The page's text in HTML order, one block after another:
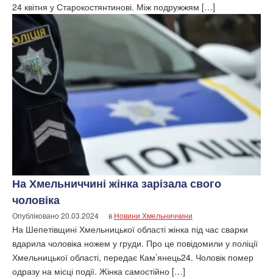
24 квітня у Старокостянтинові. Між подружжям […]
На Хмельниччині жінка зарізала свого
чоловіка
Опубліковано20.03.2024 в Новини Хмельниччини
На Шепетівщині Хмельницької області жінка під час сварки
вдарила чоловіка ножем у груди. Про це повідомили у поліції
Хмельницької області, передає Кам’янець24. Чоловік помер
одразу на місці події. Жінка самостійно […]